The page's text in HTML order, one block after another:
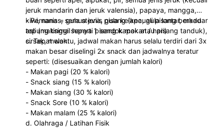
jeruk mandarin dan jeruk valensia), papaya, mangga,
kiwi, nanas, semua jenis pisang (kecuali pisang berkadar
tepung tinggi seperti pisang kapok atau pisang tanduk),
sirsak, melon.
- Pemanis = gula stevia, gula kelapa, gula lontar, madu
asli (maksimal hanya 1 sendok makan / hari)
c. Tepat waktu, jadwal makan harus selalu terdiri dari 3x
makan besar diselingi 2x snack dan jadwalnya teratur
seperti: (disesuaikan dengan jumlah kalori)
- Makan pagi (20 % kalori)
- Snack siang (15 % kalori)
- Makan siang (30 % kalori)
- Snack Sore (10 % kalori)
- Makan malam (25 % kalori)
d. Olahraga / Latihan Fisik